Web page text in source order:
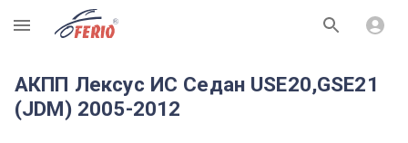
R
АКПП Лексус ИС Седан USE20,GSE21
(JDM) 2005-2012